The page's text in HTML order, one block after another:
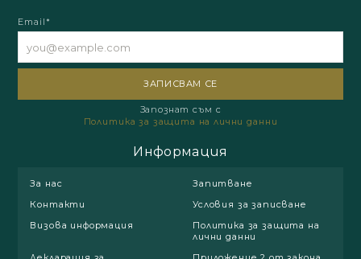
Email*
Запознат съм с
Политика за защита на лични данни
Информация
За нас
Запитване
Контакти
Условия за записване
Визова информация
Политика за защита на
лични данни